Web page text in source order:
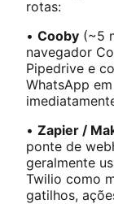
rotas:
• Cooby (~5
navegador
Pipedrive e
WhatsApp
• Zapier /
ponte de
geralmente
Twilio como
gatilhos,